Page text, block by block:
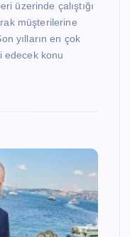
üzerinde çalıştığı
müşterilerine
yılların en çok
edecek konu